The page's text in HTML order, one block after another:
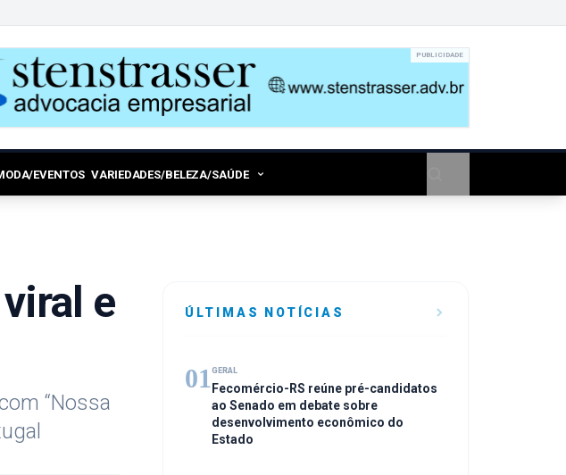
PUBLICIDADE
EVENTOS VARIEDADES/BELEZA/SAÚDE
e
“Nossa
ÚLTIMAS NOTÍCIAS
01 GERAL
Fecomércio-RS reúne pré-candidatos
ao Senado em debate sobre
desenvolvimento econômico do
Estado